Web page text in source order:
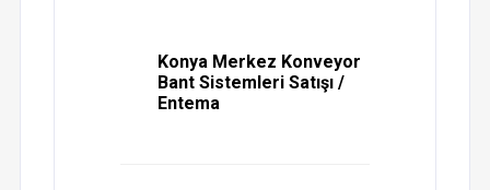
Konya Merkez Konveyor
Bant Sistemleri Satışı /
Entema